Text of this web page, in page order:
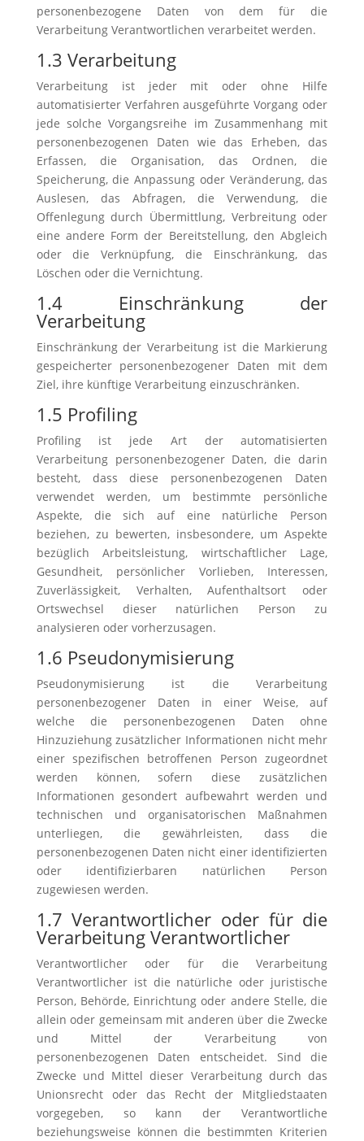
personenbezogene Daten von dem für die
Verarbeitung Verantwortlichen verarbeitet werden.
1.3 Verarbeitung
Verarbeitung ist jeder mit oder ohne Hilfe
automatisierter Verfahren ausgeführte Vorgang oder
jede solche Vorgangsreihe im Zusammenhang mit
personenbezogenen Daten wie das Erheben, das
Erfassen, die Organisation, das Ordnen, die
Speicherung, die Anpassung oder Veränderung, das
Auslesen, das Abfragen, die Verwendung, die
Offenlegung durch Übermittlung, Verbreitung oder
eine andere Form der Bereitstellung, den Abgleich
oder die Verknüpfung, die Einschränkung, das
Löschen oder die Vernichtung.
1.4 Einschränkung der
Verarbeitung
Einschränkung der Verarbeitung ist die Markierung
gespeicherter personenbezogener Daten mit dem
Ziel, ihre künftige Verarbeitung einzuschränken.
1.5 Profiling
Profiling ist jede Art der automatisierten
Verarbeitung personenbezogener Daten, die darin
besteht, dass diese personenbezogenen Daten
verwendet werden, um bestimmte persönliche
Aspekte, die sich auf eine natürliche Person
beziehen, zu bewerten, insbesondere, um Aspekte
bezüglich Arbeitsleistung, wirtschaftlicher Lage,
Gesundheit, persönlicher Vorlieben, Interessen,
Zuverlässigkeit, Verhalten, Aufenthaltsort oder
Ortswechsel dieser natürlichen Person zu
analysieren oder vorherzusagen.
1.6 Pseudonymisierung
Pseudonymisierung ist die Verarbeitung
personenbezogener Daten in einer Weise, auf
welche die personenbezogenen Daten ohne
Hinzuziehung zusätzlicher Informationen nicht mehr
einer spezifischen betroffenen Person zugeordnet
werden können, sofern diese zusätzlichen
Informationen gesondert aufbewahrt werden und
technischen und organisatorischen Maßnahmen
unterliegen, die gewährleisten, dass die
personenbezogenen Daten nicht einer identifizierten
oder identifizierbaren natürlichen Person
zugewiesen werden.
1.7 Verantwortlicher oder für die
Verarbeitung Verantwortlicher
Verantwortlicher oder für die Verarbeitung
Verantwortlicher ist die natürliche oder juristische
Person, Behörde, Einrichtung oder andere Stelle, die
allein oder gemeinsam mit anderen über die Zwecke
und Mittel der Verarbeitung von
personenbezogenen Daten entscheidet. Sind die
Zwecke und Mittel dieser Verarbeitung durch das
Unionsrecht oder das Recht der Mitgliedstaaten
vorgegeben, so kann der Verantwortliche
beziehungsweise können die bestimmten Kriterien